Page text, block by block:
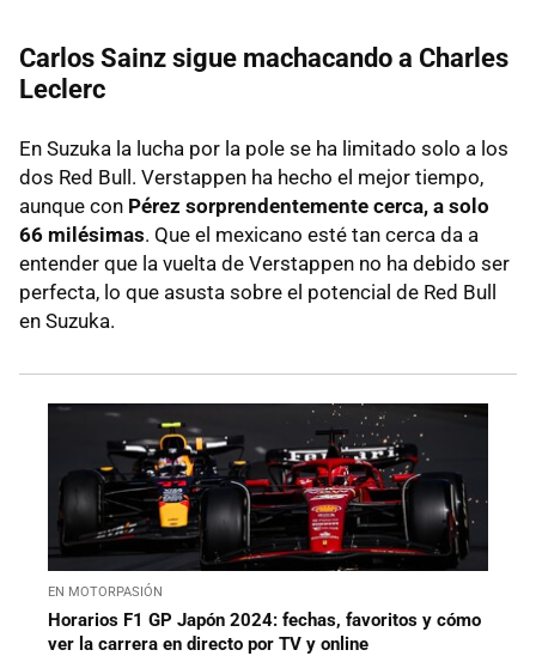
Carlos Sainz sigue machacando a Charles
Leclerc
En Suzuka la lucha por la pole se ha limitado solo a los
dos Red Bull. Verstappen ha hecho el mejor tiempo,
aunque con Pérez sorprendentemente cerca, a solo
66 milésimas. Que el mexicano esté tan cerca da a
entender que la vuelta de Verstappen no ha debido ser
perfecta, lo que asusta sobre el potencial de Red Bull
en Suzuka.
EN MOTORPASIÓN
Horarios F1 GP Japón 2024: fechas, favoritos y cómo
ver la carrera en directo por TV y online